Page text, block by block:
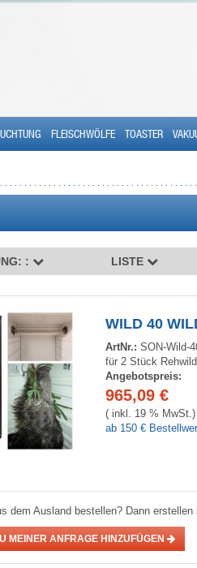
FLEISCHWÖLFE TOASTER
: LISTE
WILD 40
ArtNr.: SON-Wild-
für 2 Stück
Angebotspreis:
965,09 €
( inkl. 19 % MwSt.)
ab 150 €
dem Ausland bestellen? Dann
MEINER ANFRAGE HINZUFÜGEN